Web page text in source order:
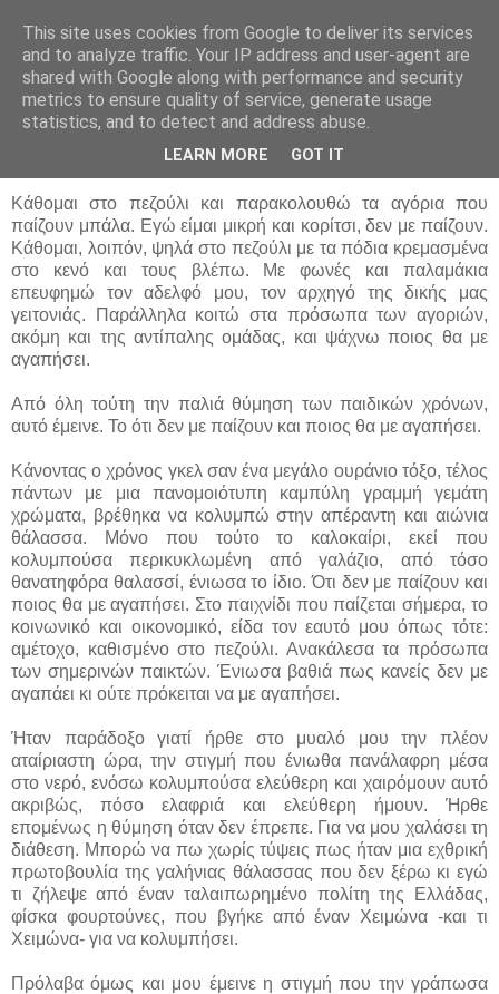
Noelle Baxer
Κυριακή 11 Σεπτεμβρίου 2011
Μια βρεγμένη κουκκίδα στο σύμπαν
Κάθομαι στο πεζούλι και παρακολουθώ τα αγόρια που
παίζουν μπάλα. Εγώ είμαι μικρή και κορίτσι, δεν με παίζουν.
Κάθομαι, λοιπόν, ψηλά στο πεζούλι με τα πόδια κρεμασμένα
στο κενό και τους βλέπω. Με φωνές και παλαμάκια
επευφημώ τον αδελφό μου, τον αρχηγό της δικής μας
γειτονιάς. Παράλληλα κοιτώ στα πρόσωπα των αγοριών,
ακόμη και της αντίπαλης ομάδας, και ψάχνω ποιος θα με
αγαπήσει.
Από όλη τούτη την παλιά θύμηση των παιδικών χρόνων,
αυτό έμεινε. Το ότι δεν με παίζουν και ποιος θα με αγαπήσει.
Κάνοντας ο χρόνος γκελ σαν ένα μεγάλο ουράνιο τόξο, τέλος
πάντων με μια πανομοιότυπη καμπύλη γραμμή γεμάτη
χρώματα, βρέθηκα να κολυμπώ στην απέραντη και αιώνια
θάλασσα. Μόνο που τούτο το καλοκαίρι, εκεί που
κολυμπούσα περικυκλωμένη από γαλάζιο, από τόσο
θανατηφόρα θαλασσί, ένιωσα το ίδιο. Ότι δεν με παίζουν και
ποιος θα με αγαπήσει. Στο παιχνίδι που παίζεται σήμερα, το
κοινωνικό και οικονομικό, είδα τον εαυτό μου όπως τότε:
αμέτοχο, καθισμένο στο πεζούλι. Ανακάλεσα τα πρόσωπα
των σημερινών παικτών. Ένιωσα βαθιά πως κανείς δεν με
αγαπάει κι ούτε πρόκειται να με αγαπήσει.
Ήταν παράδοξο γιατί ήρθε στο μυαλό μου την πλέον
αταίριαστη ώρα, την στιγμή που ένιωθα πανάλαφρη μέσα
στο νερό, ενόσω κολυμπούσα ελεύθερη και χαιρόμουν αυτό
ακριβώς, πόσο ελαφριά και ελεύθερη ήμουν. Ήρθε
επομένως η θύμηση όταν δεν έπρεπε. Για να μου χαλάσει τη
διάθεση. Μπορώ να πω χωρίς τύψεις πως ήταν μια εχθρική
πρωτοβουλία της γαλήνιας θάλασσας που δεν ξέρω κι εγώ
τι ζήλεψε από έναν ταλαιπωρημένο πολίτη της Ελλάδας,
φίσκα φουρτούνες, που βγήκε από έναν Χειμώνα -και τι
Χειμώνα- για να κολυμπήσει.
Πρόλαβα όμως και μου έμεινε η στιγμή που την γράπωσα
This site uses cookies from Google to deliver its services
and to analyze traffic. Your IP address and user-agent are
shared with Google along with performance and security
metrics to ensure quality of service, generate usage
statistics, and to detect and address abuse.
LEARN MORE GOT IT